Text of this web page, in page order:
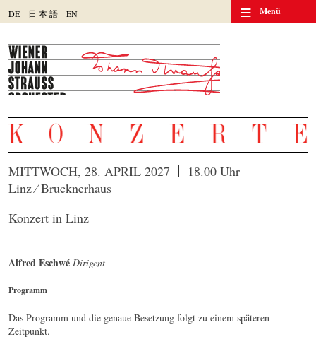
DE 日 本語 EN ≡ Menü
MITTWOCH, 28. APRIL 2027
18.00 Uhr
Linz ⁄ Brucknerhaus
Konzert in Linz
Alfred Eschwé Dirigent
Programm
Das Programm und die genaue Besetzung folgt zu einem späteren
Zeitpunkt.